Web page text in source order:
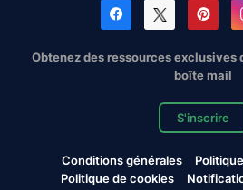
Obtenez des ressources
boîte mail
S'inscrire
Conditions générales
Politique de cookies